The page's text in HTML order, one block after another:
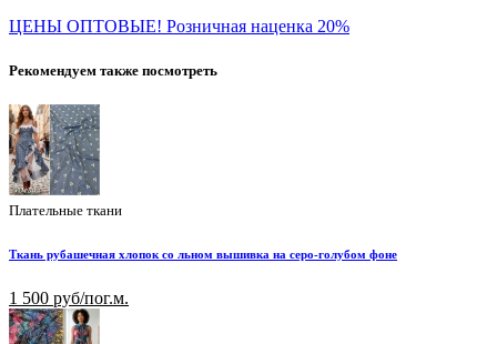
ЦЕНЫ ОПТОВЫЕ! Розничная наценка 20%
Рекомендуем также посмотреть
Плательные ткани
Ткань рубашечная хлопок со льном вышивка на серо-голубом фоне
1 500 руб/пог.м.